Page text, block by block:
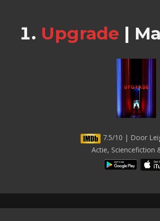
Upgrade |
7.5/10 | Door
Actie, Sciencefiction